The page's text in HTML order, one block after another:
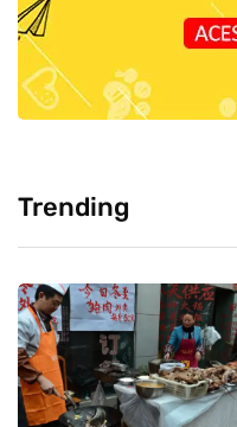
Trending